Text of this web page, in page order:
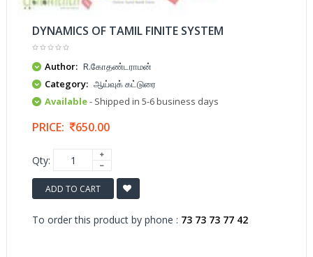
DYNAMICS OF TAMIL FINITE SYSTEM
Author: R.கோதண்டராமன்
Category: ஆய்வுக் கட்டுரை
Available- Shipped in 5-6 business days
PRICE: 650.00
Qty:
ADD TO CART
To order this product by phone : 73 73 73 77 42